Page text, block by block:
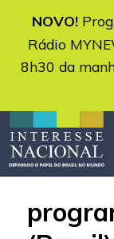
NOVO!
Rádio
8h30 da